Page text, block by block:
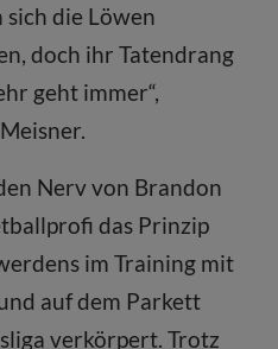
die Löwen
doch ihr Tatendrang
geht immer“,
Nerv von Brandon
das Prinzip
im Training mit
auf dem Parkett
verkörpert. Trotz